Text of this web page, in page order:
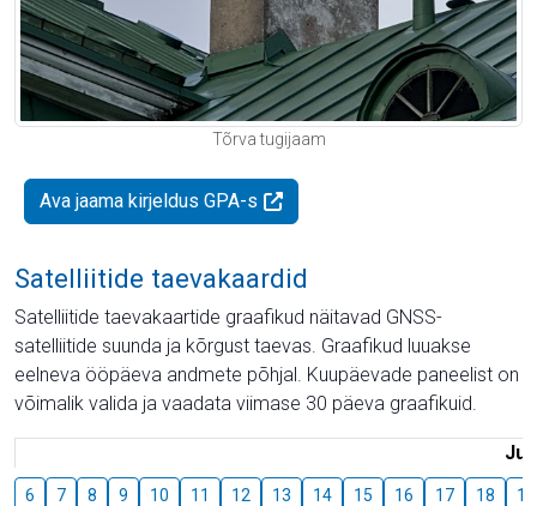
Tõrva tugijaam
Ava jaama kirjeldus GPA-s
Satelliitide taevakaardid
Satelliitide taevakaartide graafikud näitavad GNSS-
satelliitide suunda ja kõrgust taevas. Graafikud luuakse
eelneva ööpäeva andmete põhjal. Kuupäevade paneelist on
võimalik valida ja vaadata viimase 30 päeva graafikuid.
6 7 8 9 10 11 12 13 14 15 16 17 18 19